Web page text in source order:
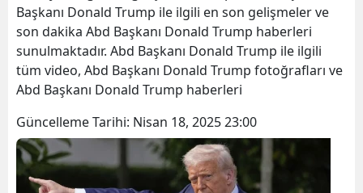
Başkanı Donald Trump ile ilgili en son gelişmeler ve
son dakika Abd Başkanı Donald Trump haberleri
sunulmaktadır. Abd Başkanı Donald Trump ile ilgili
tüm video, Abd Başkanı Donald Trump fotoğrafları ve
Abd Başkanı Donald Trump haberleri
Güncelleme Tarihi: Nisan 18, 2025 23:00